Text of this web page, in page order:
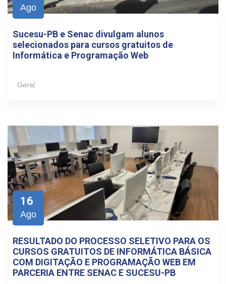
Ago
Sucesu-PB e Senac divulgam alunos
selecionados para cursos gratuitos de
Informática e Programação Web
Geral
16
Ago
RESULTADO DO PROCESSO SELETIVO PARA OS
CURSOS GRATUITOS DE INFORMÁTICA BÁSICA
COM DIGITAÇÃO E PROGRAMAÇÃO WEB EM
PARCERIA ENTRE SENAC E SUCESU-PB